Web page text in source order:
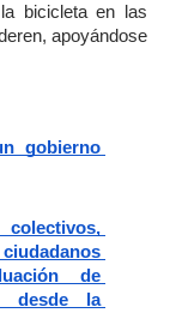
bicicleta en las
apoyándose
gobierno
de
desde la